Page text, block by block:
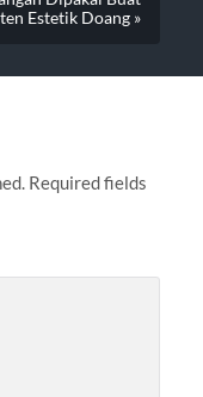
Estetik Doang »
Required fields